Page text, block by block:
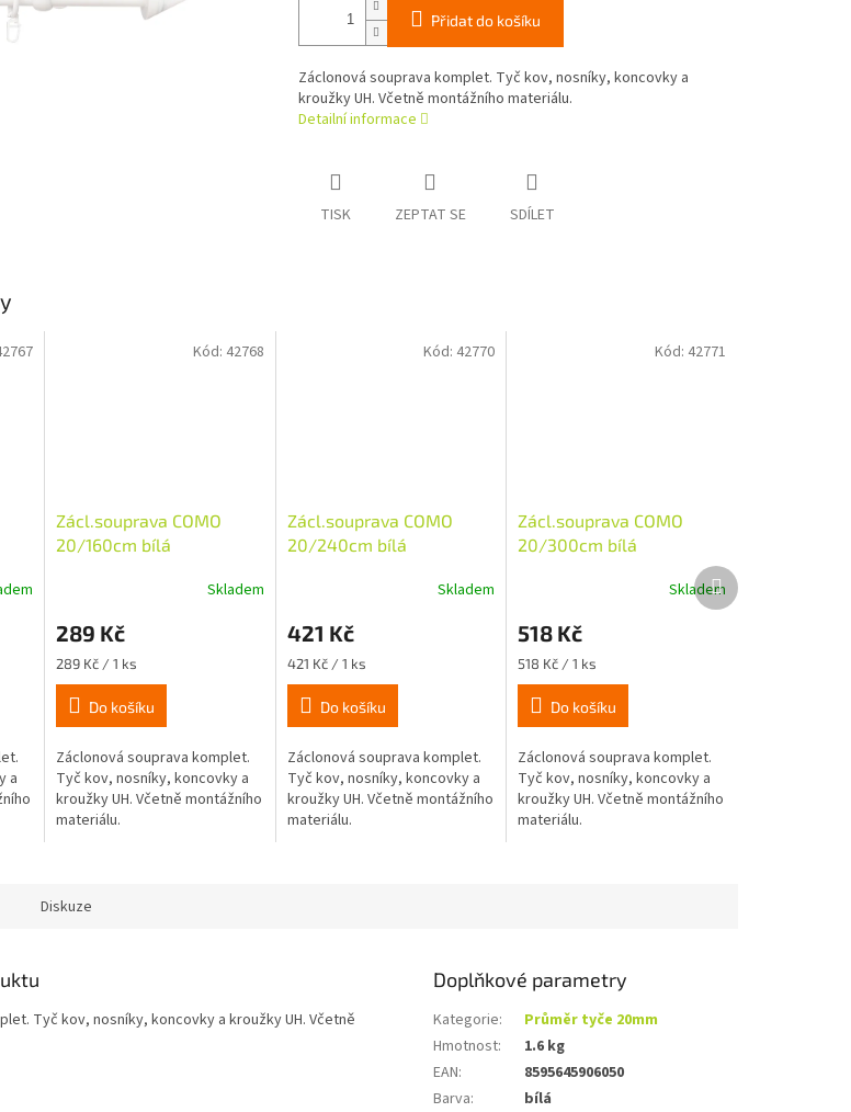
Přidat do košíku
Záclonová souprava komplet. Tyč kov, nosníky, koncovky a
kroužky UH. Včetně montážního materiálu.
Detailní informace
TISK ZEPTAT SE SDÍLET
a
Zácl.souprava COMO
20/160cm bílá
Skladem
289 Kč
Měrná
cena:
289 Kč / 1 ks
Do košíku
Záclonová souprava komplet.
Tyč kov, nosníky, koncovky a
kroužky UH. Včetně montážního
materiálu.
Kód: 42768
Zácl.souprava COMO
20/240cm bílá
Skladem
421 Kč
Měrná
cena:
421 Kč / 1 ks
Do košíku
Záclonová souprava komplet.
Tyč kov, nosníky, koncovky a
kroužky UH. Včetně montážního
materiálu.
Kód: 42770
Zácl.souprava COMO
20/300cm bílá
Skladem
518 Kč
Měrná
cena:
518 Kč / 1 ks
Do košíku
Záclonová souprava komplet.
Tyč kov, nosníky, koncovky a
kroužky UH. Včetně montážního
materiálu.
Kód: 42771
Další
produkt
Diskuze
Tyč kov, nosníky, koncovky a kroužky UH. Včetně
Doplňkové parametry
Kategorie:
Průměr tyče 20mm
Hmotnost:
1.6 kg
EAN:
8595645906050
Barva:
bílá